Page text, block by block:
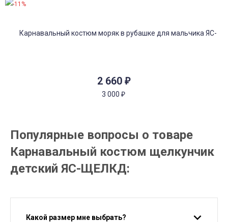
2 660 ₽
3 000 ₽
-11%
Популярные вопросы о товаре
Карнавальный костюм щелкунчик
детский ЯС-ЩЕЛКД:
Какой размер мне выбрать?